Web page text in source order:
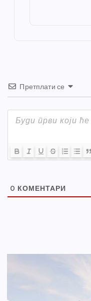
Претплати се
0 КОМЕНТАРИ